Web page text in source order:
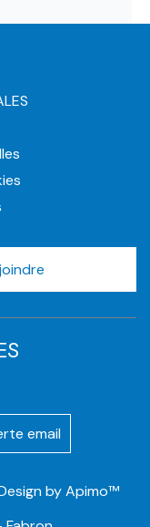
email
byApimo™